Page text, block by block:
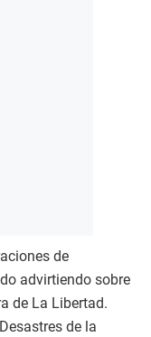
de
advirtiendo sobre
de La Libertad.
de la